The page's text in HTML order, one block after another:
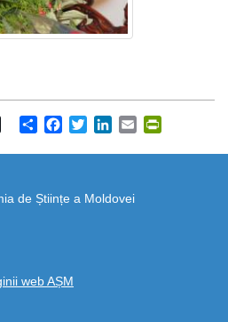
ShareFacebook
TwitterLinkedIn
Email
de Științe a Moldovei
web AȘM